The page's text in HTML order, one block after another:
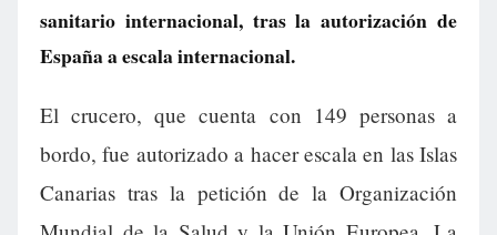
sanitario internacional, tras la autorización de
España a escala internacional.
El crucero, que cuenta con 149 personas a
bordo, fue autorizado a hacer escala en las Islas
Canarias tras la petición de la Organización